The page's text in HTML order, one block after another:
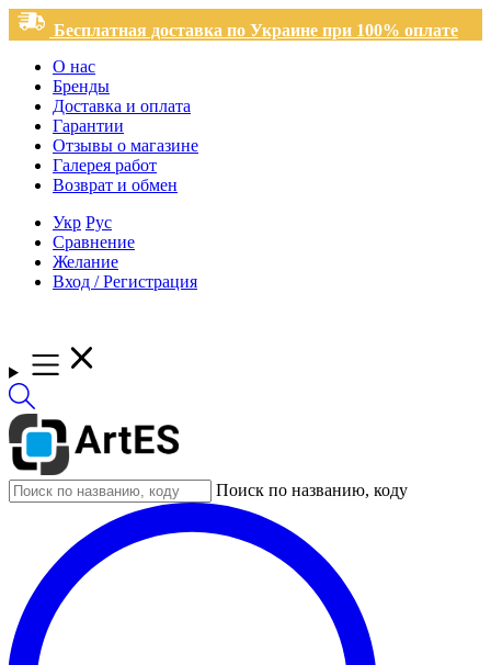
Бесплатная доставка по Украине при 100% оплате
О нас
Бренды
Доставка и оплата
Гарантии
Отзывы о магазине
Галерея работ
Возврат и обмен
Укр Рус
Сравнение
Желание
Вход / Регистрация
Поиск по названию, коду